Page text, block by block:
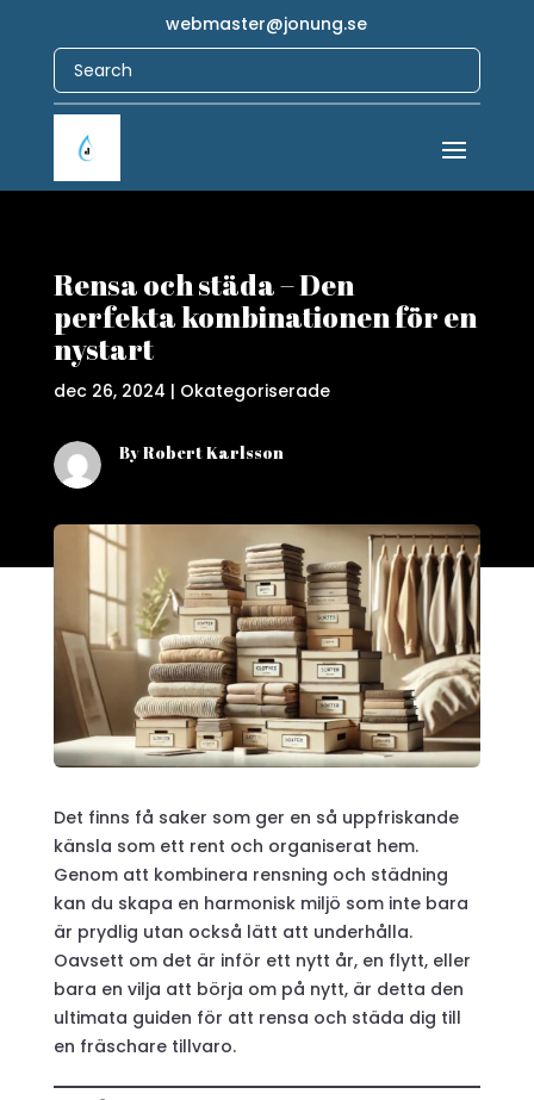
webmaster@jonung.se
Rensa och städa – Den
perfekta kombinationen för en
nystart
dec 26, 2024 | Okategoriserade
By Robert Karlsson
Det finns få saker som ger en så uppfriskande
känsla som ett rent och organiserat hem.
Genom att kombinera rensning och städning
kan du skapa en harmonisk miljö som inte bara
är prydlig utan också lätt att underhålla.
Oavsett om det är inför ett nytt år, en flytt, eller
bara en vilja att börja om på nytt, är detta den
ultimata guiden för att rensa och städa dig till
en fräschare tillvaro.